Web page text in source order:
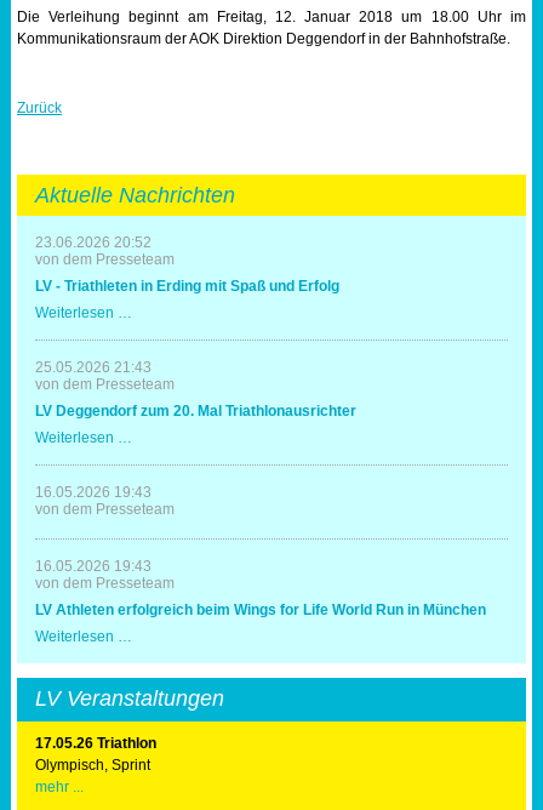
Die Verleihung beginnt am Freitag, 12. Januar 2018 um 18.00 Uhr im
Kommunikationsraum der AOK Direktion Deggendorf in der Bahnhofstraße.
Zurück
Aktuelle Nachrichten
23.06.2026 20:52
von dem Presseteam
LV - Triathleten in Erding mit Spaß und Erfolg
Weiterlesen …
Triathleten
in
Erding
Spaß
Erfolg
25.05.2026 21:43
von dem Presseteam
LV Deggendorf zum 20. Mal Triathlonausrichter
Weiterlesen …
zum
20.
Mal
16.05.2026 19:43
von dem Presseteam
16.05.2026 19:43
von dem Presseteam
LV Athleten erfolgreich beim Wings for Life World Run in München
Weiterlesen …
beim
Wings
for
Life
Run
LV Veranstaltungen
17.05.26 Triathlon
Olympisch, Sprint
mehr ...